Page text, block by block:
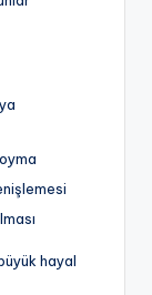
hayal